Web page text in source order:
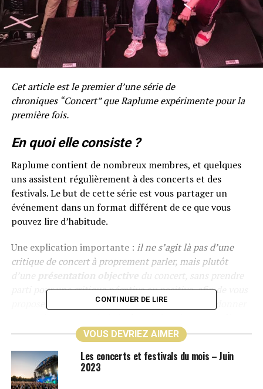
Cet article est le premier d’une série de
chroniques “Concert” queRaplumeexpérimente pour la
première fois.
En quoi elle consiste ?
Raplume contient de nombreux membres, et quelques
uns assistent régulièrement à des concerts et des
festivals. Le but de cette série est vous partager un
événement dans un format différent de ce que vous
pouvez lire d’habitude.
Une explication importante : il ne s’agit là pas d’une
critique de concert à proprement parler, mais plutôt
d’une
présentation objective
du concert, sans prendre
parti pour une critique négative ou positive, afin de vous
proposer quelque chose d’original, je ne vais pas donner
ce que j’ai pu constater pendant le concert, et ouvrir
l’analyse de ce concert à d’autres champs
Pourquoi les concerts ?
CONTINUER DE LIRE
VOUS DEVRIEZ AIMER
Les concerts et festivals du mois – Juin
2023